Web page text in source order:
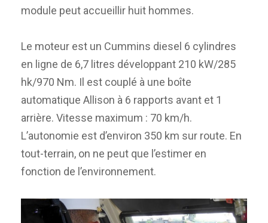
module peut accueillir huit hommes.
Le moteur est un Cummins diesel 6 cylindres
en ligne de 6,7 litres développant 210 kW/285
hk/970 Nm. Il est couplé à une boîte
automatique Allison à 6 rapports avant et 1
arrière. Vitesse maximum : 70 km/h.
L’autonomie est d’environ 350 km sur route. En
tout-terrain, on ne peut que l’estimer en
fonction de l’environnement.